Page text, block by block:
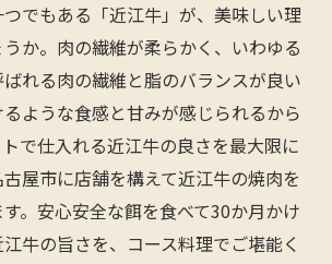
でもある「近江牛」が、美味しい理
か。肉の繊維が柔らかく、いわゆる
れる肉の繊維と脂のバランスが良い
ような食感と甘みが感じられるから
で仕入れる近江牛の良さを最大限に
屋市に店舗を構えて近江牛の焼肉を
。安心安全な餌を食べて30か月かけ
牛の旨さを、コース料理でご堪能く